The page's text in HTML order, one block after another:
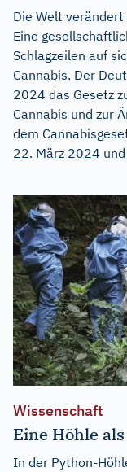
Die Welt
Eine
Schlagzeilen auf
Cannabis. Der
2024 das Gesetz
Cannabis und zur
dem
22. März 2024 und
Wissenschaft
Eine Höhle
In der Python-